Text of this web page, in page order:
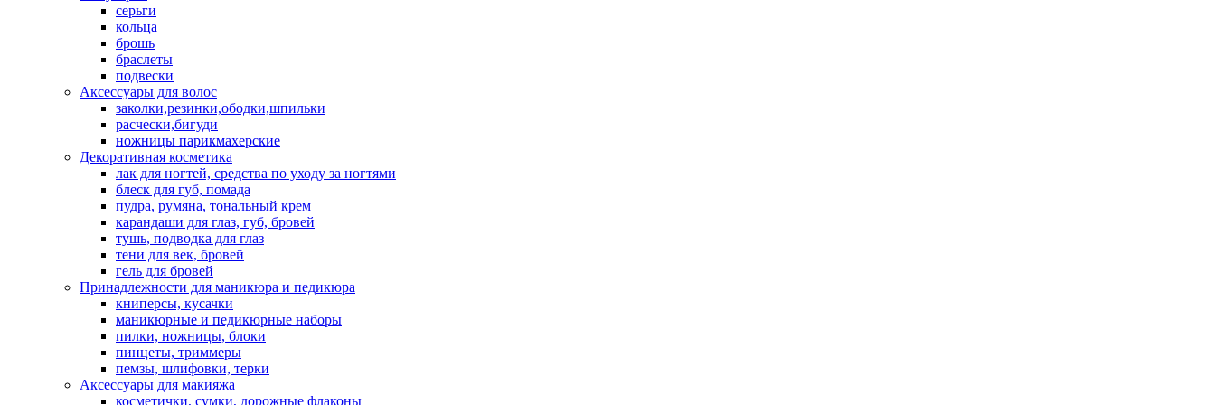
серьги
кольца
брошь
браслеты
подвески
Аксессуары для волос
заколки,резинки,ободки,шпильки
расчески,бигуди
ножницы парикмахерские
Декоративная косметика
лак для ногтей, средства по уходу за ногтями
блеск для губ, помада
пудра, румяна, тональный крем
карандаши для глаз, губ, бровей
тушь, подводка для глаз
тени для век, бровей
гель для бровей
Принадлежности для маникюра и педикюра
книперсы, кусачки
маникюрные и педикюрные наборы
пилки, ножницы, блоки
пинцеты, триммеры
пемзы, шлифовки, терки
Аксессуары для макияжа
косметички, сумки, дорожные флаконы